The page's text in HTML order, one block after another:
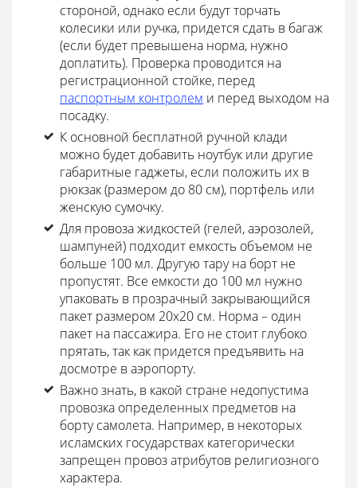
стороной, однако если будут торчать
колесики или ручка, придется сдать в багаж
(если будет превышена норма, нужно
доплатить). Проверка проводится на
регистрационной стойке, перед
паспортным контролем и перед выходом на
посадку.
К основной бесплатной ручной клади
можно будет добавить ноутбук или другие
габаритные гаджеты, если положить их в
рюкзак (размером до 80 см), портфель или
женскую сумочку.
Для провоза жидкостей (гелей, аэрозолей,
шампуней) подходит емкость объемом не
больше 100 мл. Другую тару на борт не
пропустят. Все емкости до 100 мл нужно
упаковать в прозрачный закрывающийся
пакет размером 20х20 см. Норма – один
пакет на пассажира. Его не стоит глубоко
прятать, так как придется предъявить на
досмотре в аэропорту.
Важно знать, в какой стране недопустима
провозка определенных предметов на
борту самолета. Например, в некоторых
исламских государствах категорически
запрещен провоз атрибутов религиозного
характера.